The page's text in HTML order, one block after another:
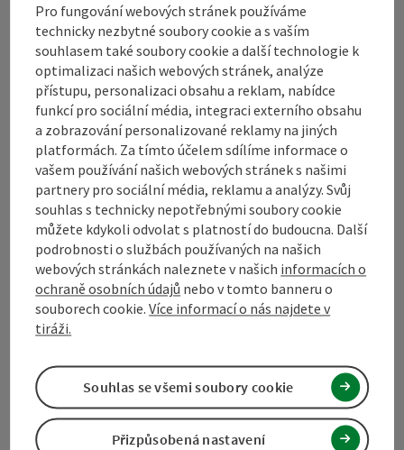
Kontakt
Turistické sdružení Mühlviertel
Hauptplatz 19
4190 Bad Leonfelden
+43 50 7263 100
info@muehlviertel.at
InstagramPinterestLinkedIn
Pro fungování webových stránek používáme
technicky nezbytné soubory cookie a s vaším
souhlasem také soubory cookie a další technologie k
optimalizaci našich webových stránek, analýze
přístupu, personalizaci obsahu a reklam, nabídce
funkcí pro sociální média, integraci externího obsahu
a zobrazování personalizované reklamy na jiných
platformách. Za tímto účelem sdílíme informace o
vašem používání našich webových stránek s našimi
partnery pro sociální média, reklamu a analýzy. Svůj
souhlas s technicky nepotřebnými soubory cookie
můžete kdykoli odvolat s platností do budoucna. Další
podrobnosti o službách používaných na našich
webových stránkách naleznete v našich informacích o
ochraně osobních údajů nebo v tomto banneru o
souborech cookie.Více informací o nás najdete v
tiráži.
Přizpůsobená nastavení
Souhlas se všemi soubory cookie